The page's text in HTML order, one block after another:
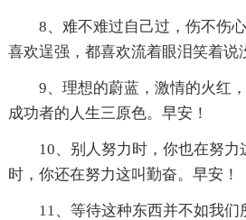
8、难不难过自己过，伤不伤
喜欢逞强，都喜欢流着眼泪笑着说
9、理想的蔚蓝，激情的火红
成功者的人生三原色。早安！
10、别人努力时，你也在努力
时，你还在努力这叫勤奋。早安！
11、等待这种东西并不如我们